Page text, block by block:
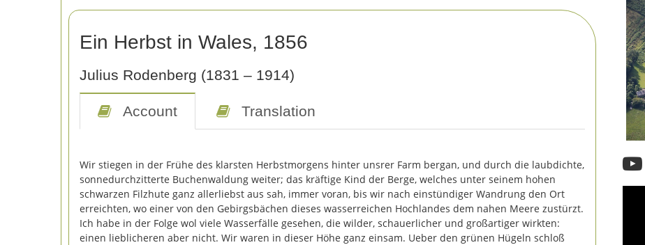
Ein Herbst in Wales, 1856
Julius Rodenberg (1831 – 1914)
Account Translation
Wir stiegen in der Frühe des klarsten Herbstmorgens hinter unsrer Farm bergan, und durch die laubdichte,
sonnedurchzitterte Buchenwaldung weiter; das kräftige Kind der Berge, welches unter seinem hohen
schwarzen Filzhute ganz allerliebst aus sah, immer voran, bis wir nach einstündiger Wandrung den Ort
erreichten, wo einer von den Gebirgsbächen dieses wasserreichen Hochlandes dem nahen Meere zustürzt.
Ich habe in der Folge wol viele Wasserfälle gesehen, die wilder, schauerlicher und großartiger wirkten:
einen lieblicheren aber nicht. Wir waren in dieser Höhe ganz einsam. Ueber den grünen Hügeln schloß